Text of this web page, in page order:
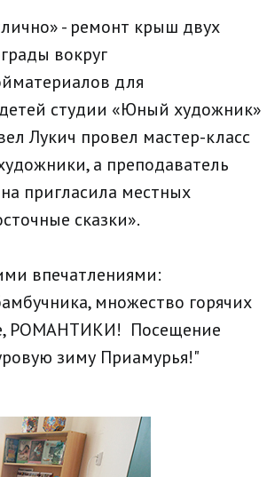
- ремонт крыш двух
вокруг
для
студии «Юный художник»
Лукич провел мастер-класс
а преподаватель
пригласила местных
сказки».
впечатлениями:
множество горячих
РОМАНТИКИ! Посещение
зиму Приамурья!"